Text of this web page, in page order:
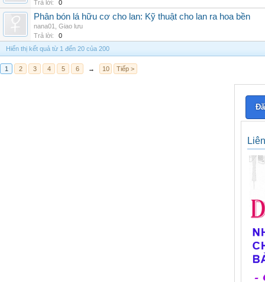
Trả lời:
0
Phân bón lá hữu cơ cho lan: Kỹ thuật cho lan ra hoa bền
nana01
Giao lưu
Trả lời:
0
Hiển thị kết quả từ 1 đến 20 của 200
1 2 3 4 5 6 → 10 Tiếp >